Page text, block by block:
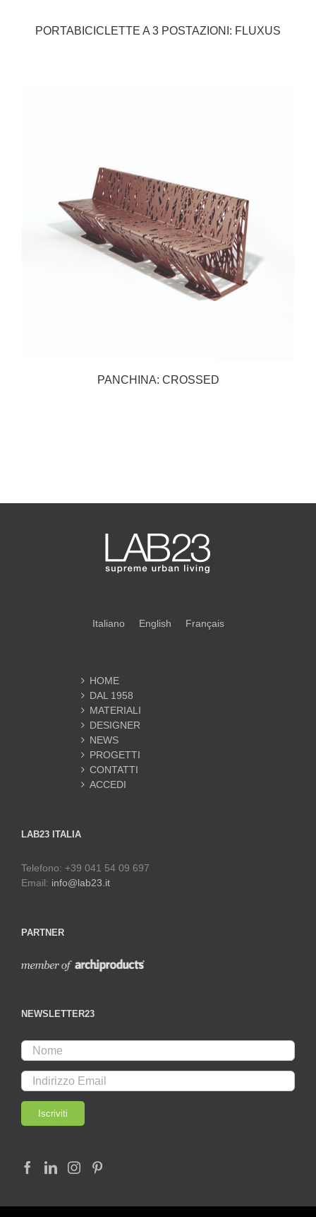
PORTABICICLETTE A 3 POSTAZIONI: FLUXUS
PANCHINA: CROSSED
Italiano English Français
HOME
DAL 1958
MATERIALI
DESIGNER
NEWS
PROGETTI
CONTATTI
ACCEDI
LAB23 ITALIA
Telefono: +39 041 54 09 697
Email: info@lab23.it
PARTNER
NEWSLETTER23